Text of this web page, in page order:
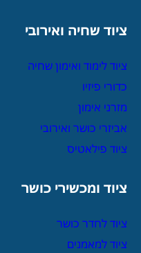
ציוד שחיה ואירובי
ציוד לימוד ואימון שחיה
כדורי פיזיו
מזרני אימון
אביזרי כושר ואירובי
ציוד פילאטיס
ציוד ומכשירי כושר
ציוד לחדר כושר
ציוד למאמנים